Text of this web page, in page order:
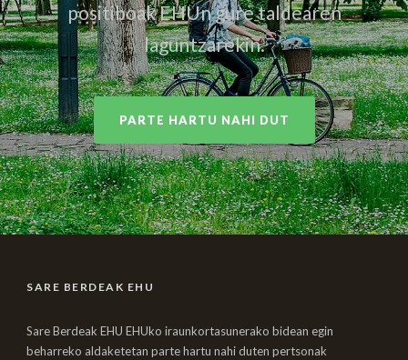
positiboak EHUn gure taldearen
laguntzarekin.
PARTE HARTU NAHI DUT
SARE BERDEAK EHU
Sare Berdeak EHU EHUko iraunkortasunerako bidean egin
beharreko aldaketetan parte hartu nahi duten pertsonak